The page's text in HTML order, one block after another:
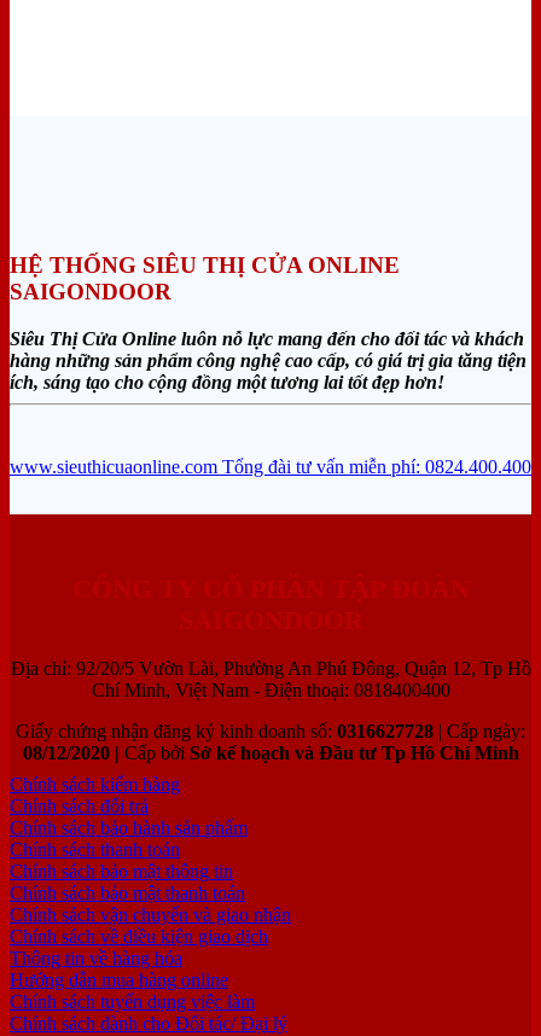
HỆ THỐNG SIÊU THỊ CỬA ONLINE
SAIGONDOOR
Siêu Thị Cửa Online luôn nỗ lực mang đến cho đối tác và khách
hàng những sản phẩm công nghệ cao cấp, có giá trị gia tăng tiện
ích, sáng tạo cho cộng đồng một tương lai tốt đẹp hơn!
www.sieuthicuaonline.com Tổng đài tư vấn miễn phí: 0824.400.400
Địa chỉ: 92/20/5 Vườn Lài, Phường An Phú Đông, Quận 12, Tp Hồ
Chí Minh, Việt Nam - Điện thoại: 0818400400
Giấy chứng nhận đăng ký kinh doanh số: 0316627728 | Cấp ngày:
08/12/2020 | Cấp bởi Sở kế hoạch và Đầu tư Tp Hồ Chí Minh
Chính sách kiểm hàng
Chính sách đổi trả
Chính sách bảo hành sản phẩm
Chính sách thanh toán
Chính sách bảo mật thông tin
Chính sách bảo mật thanh toán
Chính sách vận chuyển và giao nhận
Chính sách về điều kiện giao dịch
Thông tin về hàng hóa
Hướng dẫn mua hàng online
Chính sách tuyển dụng việc làm
Chính sách dành cho Đối tác/ Đại lý